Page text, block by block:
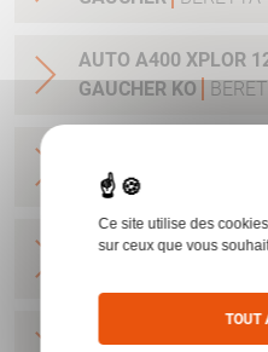
AUTO A400 XPLOR
GAUCHER KO
AUTO A400 XPLOR
GAUCHER KO
AUTO A400 XPLOR
Ce site utilise des
sur ceux que vous
TOUT